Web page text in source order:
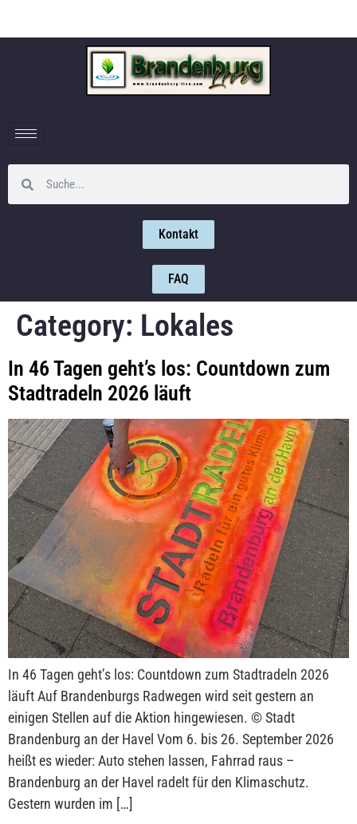
Kontakt
FAQ
Category: Lokales
In 46 Tagen geht’s los: Countdown zum
Stadtradeln 2026 läuft
In 46 Tagen geht’s los: Countdown zum Stadtradeln 2026
läuft Auf Brandenburgs Radwegen wird seit gestern an
einigen Stellen auf die Aktion hingewiesen. © Stadt
Brandenburg an der Havel Vom 6. bis 26. September 2026
heißt es wieder: Auto stehen lassen, Fahrrad raus –
Brandenburg an der Havel radelt für den Klimaschutz.
Gestern wurden im […]